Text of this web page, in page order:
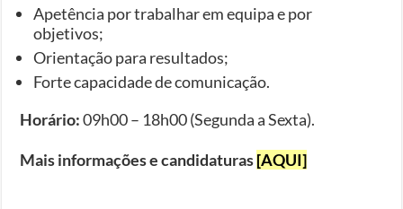
Apetência por trabalhar em equipa e por
objetivos;
Orientação para resultados;
Forte capacidade de comunicação.
Horário:09h00 – 18h00 (Segunda a Sexta).
Mais informações e candidaturas[AQUI]